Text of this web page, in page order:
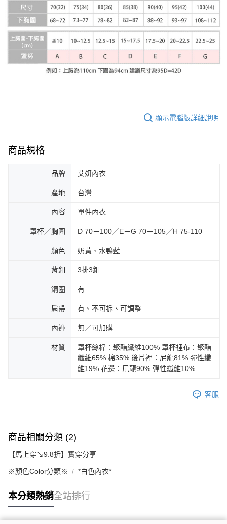
顯示電腦版詳細說明
商品規格
品牌 艾妍內衣
產地 台灣
內容 單件內衣
罩杯／胸圍 D 70－100／E－G 70－105／H 75-110
顏色 奶黃、水鴨藍
背釦 3排3釦
鋼圈 有
肩帶 有、不可拆、可調整
內褲 無／可加購
材質
罩杯絲棉：聚酯纖維100% 罩杯裡布：聚酯
纖維65% 棉35% 後片裡：尼龍81% 彈性纖
維19% 花邊：尼龍90% 彈性纖維10%
客服
商品相關分類 (2)
【馬上穿↘9.8折】實穿分享
※顏色Color分類※ *白色內衣*
本分類熱銷全站排行